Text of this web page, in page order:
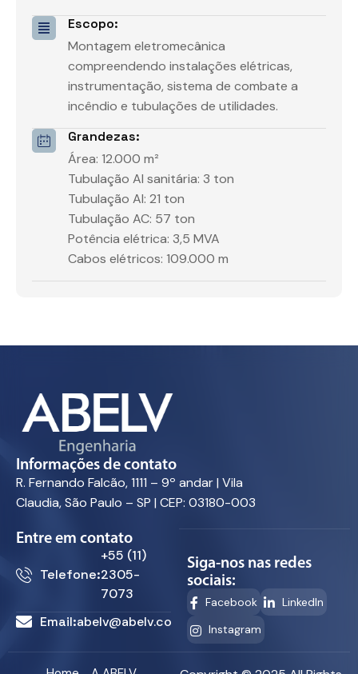
Escopo:
Montagem eletromecânica
compreendendo instalações elétricas,
instrumentação, sistema de combate a
incêndio e tubulações de utilidades.
Grandezas:
Área: 12.000 m²
Tubulação AI sanitária: 3 ton
Tubulação AI: 21 ton
Tubulação AC: 57 ton
Potência elétrica: 3,5 MVA
Cabos elétricos: 109.000 m
Informações de contato
R. Fernando Falcão, 1111 – 9º andar | Vila
Claudia, São Paulo – SP | CEP: 03180-003
Entre em contato
Telefone:
+55 (11)
2305-
7073
Email:abelv@abelv.com.br
Siga-nos nas redes
sociais:
Facebook
LinkedIn
Instagram